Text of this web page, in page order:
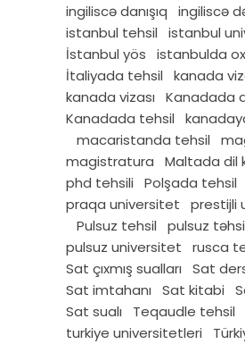
ingiliscə danışıq
ingiliscə
istanbul tehsil
istanbul
İstanbul yös
istanbulda
İtaliyada tehsil
kanada
kanada vizası
Kanadada
Kanadada tehsil
macaristanda tehsil
magistratura
Maltada dil
phd tehsili
Polşada tehsil
praqa universitet
prestijli
Pulsuz tehsil
pulsuz
pulsuz universitet
rusca
Sat çıxmış sualları
Sat
Sat imtahanı
Sat kitabi
Sat sualı
Teqaudle tehsil
turkiye universitetleri